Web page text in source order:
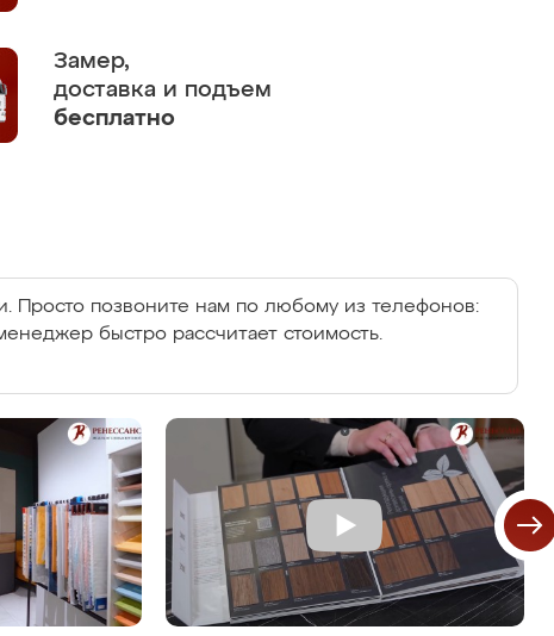
Замер,
доставка и подъем
бесплатно
Просто позвоните нам по любому из телефонов:
быстро рассчитает стоимость.